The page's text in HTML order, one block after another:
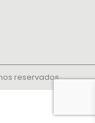
reservados.